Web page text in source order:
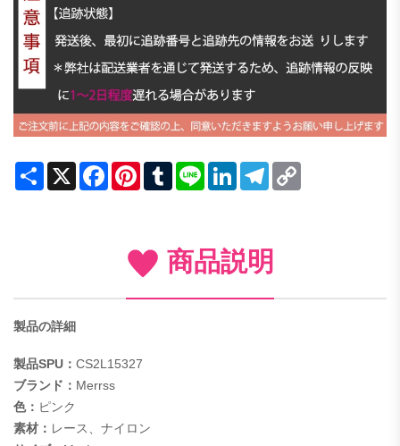
Share X FacebookPinterestTumblrLine LinkedInTelegram
商品説明
製品の詳細
製品SPU： CS2L15327
ブランド： Merrss
色： ピンク
素材： レース、ナイロン